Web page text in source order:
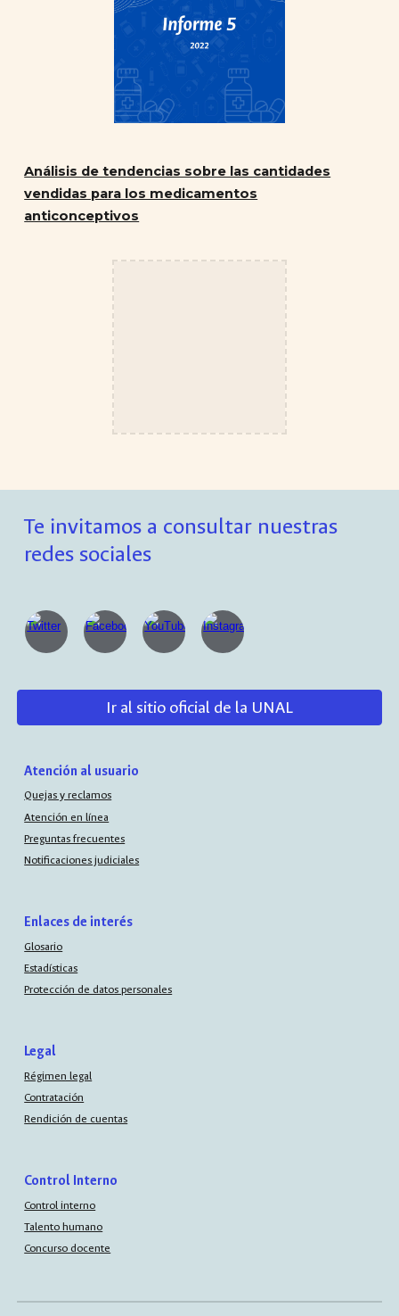
Análisis de tendencias sobre las cantidades
vendidas para los medicamentos
anticonceptivos
Te invitamos a consultar nuestras
redes sociales
Ir al sitio oficial de la UNAL
Atención al usuario
Quejas y reclamos
Atención en línea
Preguntas frecuentes
Notificaciones judiciales
Enlaces de interés
Glosario
Estadísticas
Protección de datos personales
Legal
Régimen legal
Contratación
Rendición de cuentas
Control Interno
Control interno
Talento humano
Concurso docente